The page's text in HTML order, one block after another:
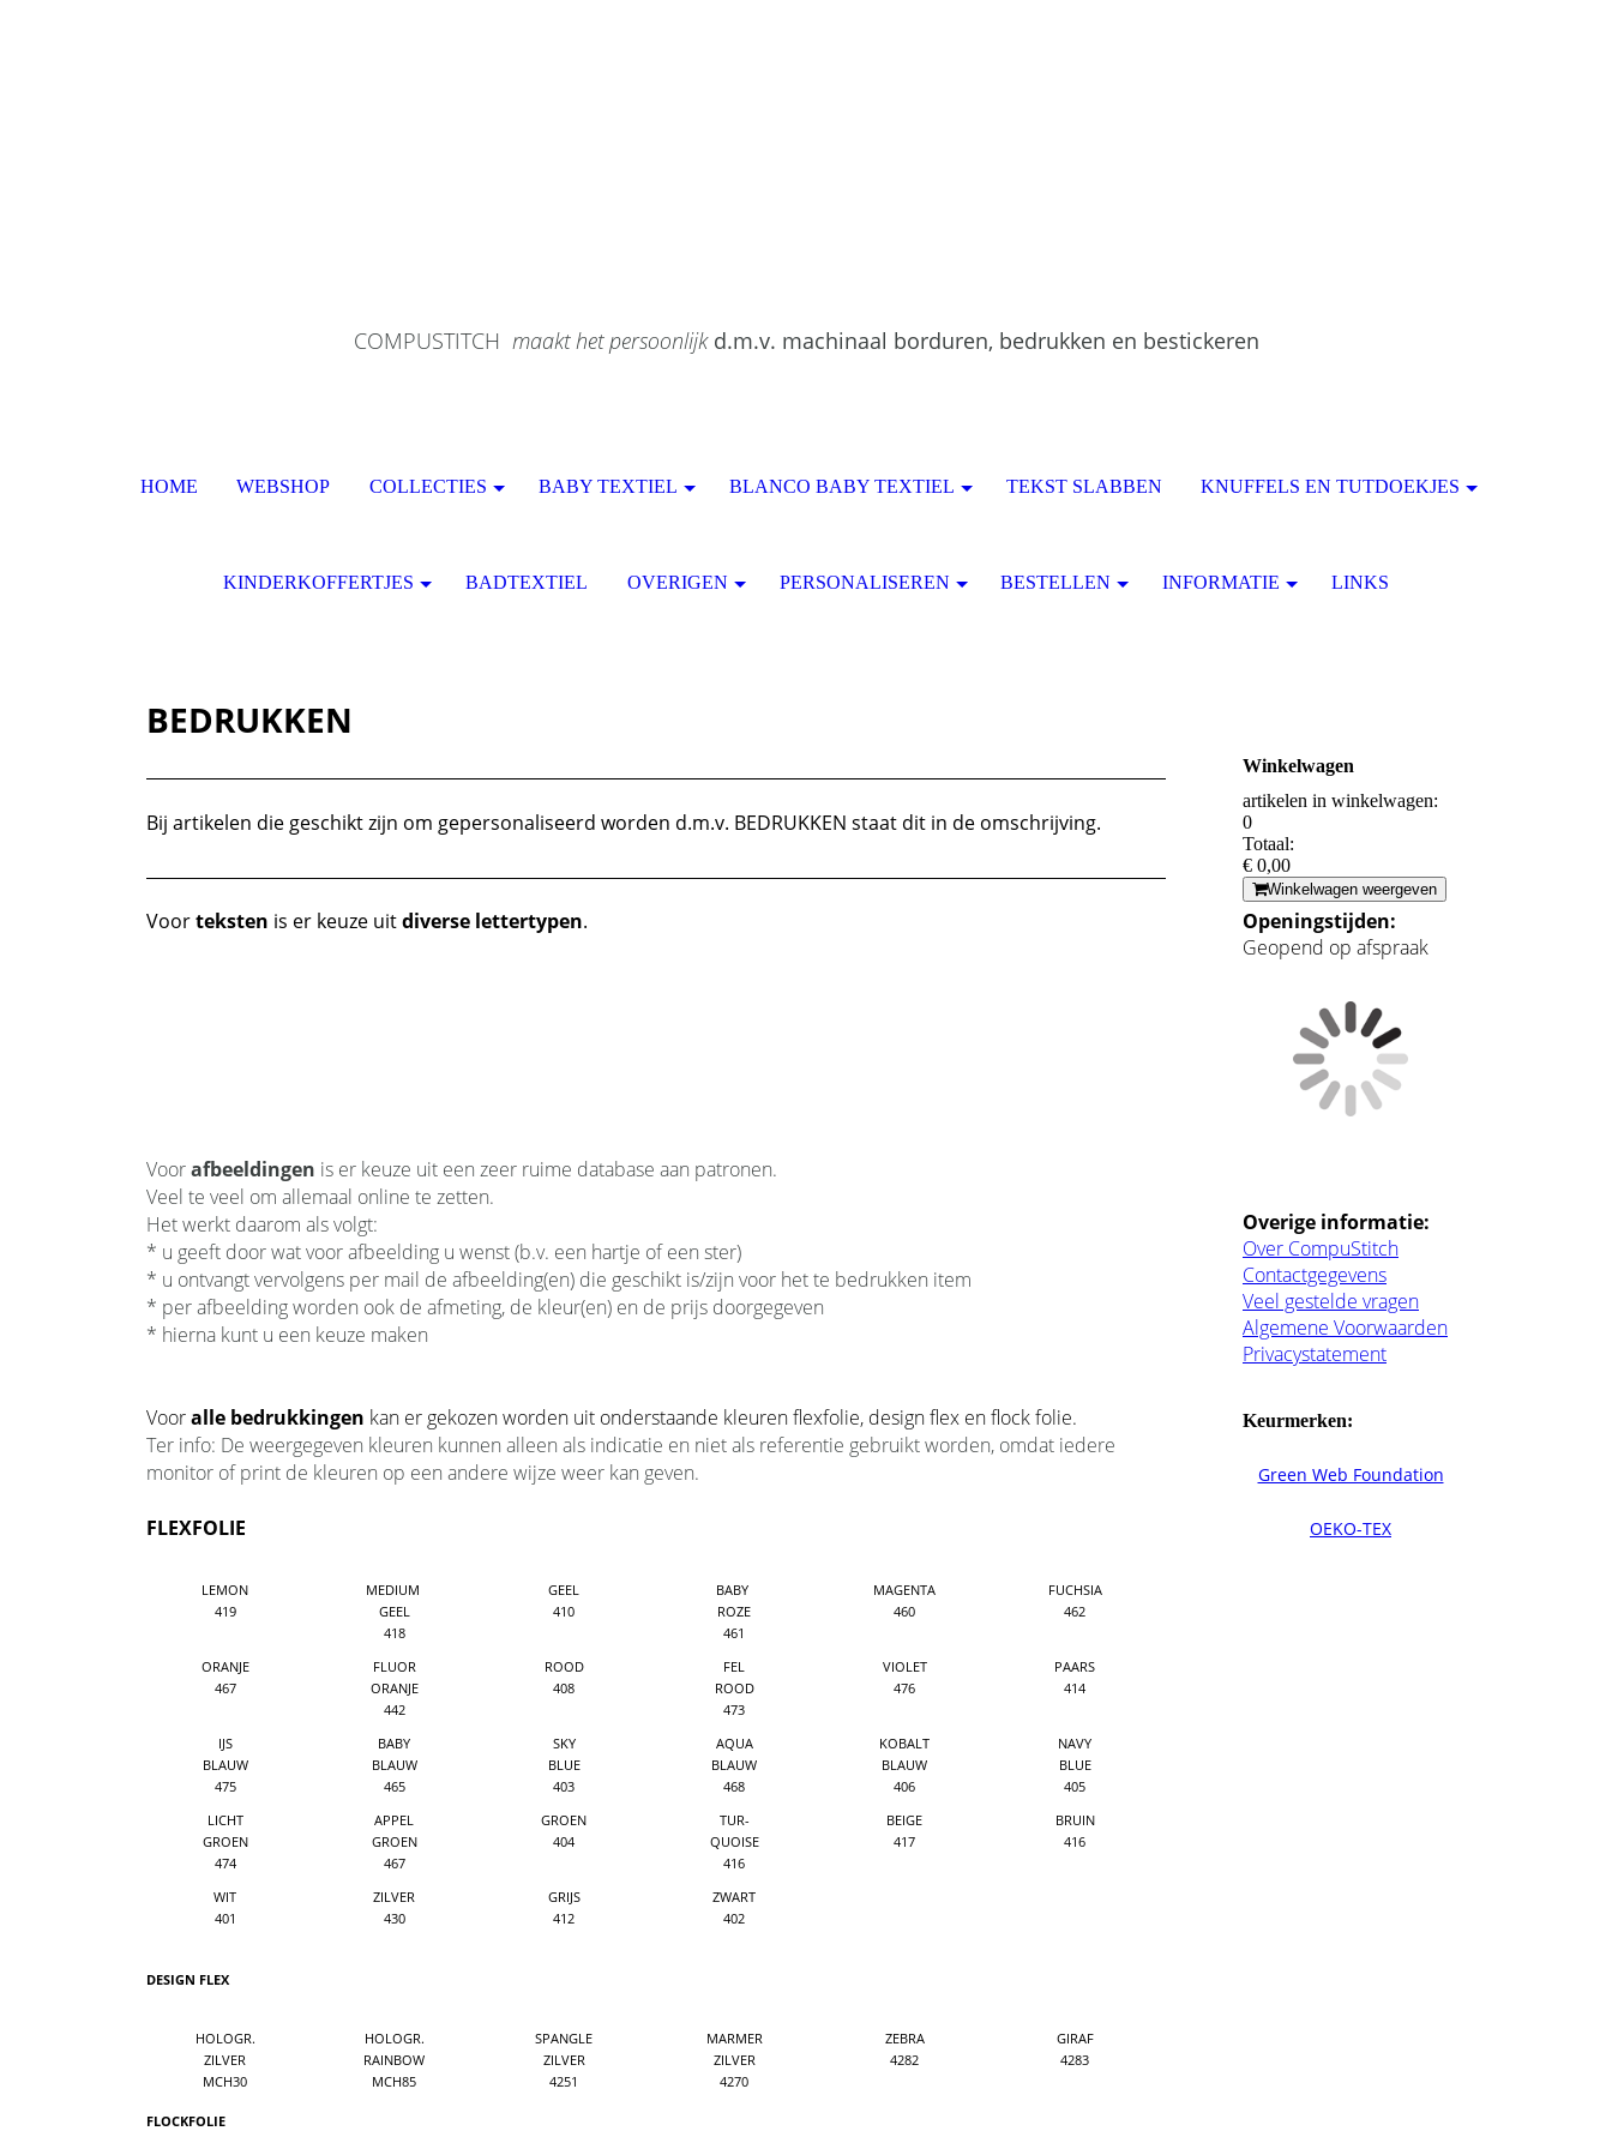
COMPUSTITCH maakt het persoonlijk d.m.v. machinaal borduren, bedrukken en bestickeren
HOME WEBSHOP COLLECTIES BABY TEXTIEL BLANCO BABY TEXTIEL TEKST SLABBEN KNUFFELS EN TUTDOEKJES
KINDERKOFFERTJES BADTEXTIEL OVERIGEN PERSONALISEREN BESTELLEN INFORMATIE LINKS
BEDRUKKEN
Bij artikelen die geschikt zijn om gepersonaliseerd worden d.m.v. BEDRUKKEN staat dit in de omschrijving.
Voorteksten is er keuze uitdiverse lettertypen.
Voorafbeeldingen is er keuze uit een zeer ruime database aan patronen.
Veel te veel om allemaal online te zetten.
Het werkt daarom als volgt:
* u geeft door wat voor afbeelding u wenst (b.v. een hartje of een ster)
* u ontvangt vervolgens per mail de afbeelding(en) die geschikt is/zijn voor het te bedrukken item
* per afbeelding worden ook de afmeting, de kleur(en) en de prijs doorgegeven
* hierna kunt u een keuze maken
Vooralle bedrukkingen kan er gekozen worden uit onderstaande kleuren flexfolie, design flex en flock folie.
Ter info: De weergegeven kleuren kunnen alleen als indicatie en niet als referentie gebruikt worden, omdat iedere
monitor of print de kleuren op een andere wijze weer kan geven.
FLEXFOLIE
LEMON
419
MEDIUM
GEEL
418
GEEL
410
BABY
ROZE
461
MAGENTA
460
FUCHSIA
462
ORANJE
467
FLUOR
ORANJE
442
ROOD
408
FEL
ROOD
473
VIOLET
476
PAARS
414
IJS
BLAUW
475
BABY
BLAUW
465
SKY
BLUE
403
AQUA
BLAUW
468
KOBALT
BLAUW
406
NAVY
BLUE
405
LICHT
GROEN
474
APPEL
GROEN
467
GROEN
404
TUR-
QUOISE
416
BEIGE
417
BRUIN
416
WIT
401
ZILVER
430
GRIJS
412
ZWART
402
DESIGN FLEX
HOLOGR.
ZILVER
MCH30
HOLOGR.
RAINBOW
MCH85
SPANGLE
ZILVER
4251
MARMER
ZILVER
4270
ZEBRA
4282
GIRAF
4283
FLOCKFOLIE
Winkelwagen
artikelen in winkelwagen:
0
Totaal:
€ 0,00
Winkelwagen weergeven
Openingstijden:
Geopend op afspraak
Overige informatie:
Over CompuStitch
Contactgegevens
Veel gestelde vragen
Algemene Voorwaarden
Privacystatement
Keurmerken:
Green Web Foundation
OEKO-TEX